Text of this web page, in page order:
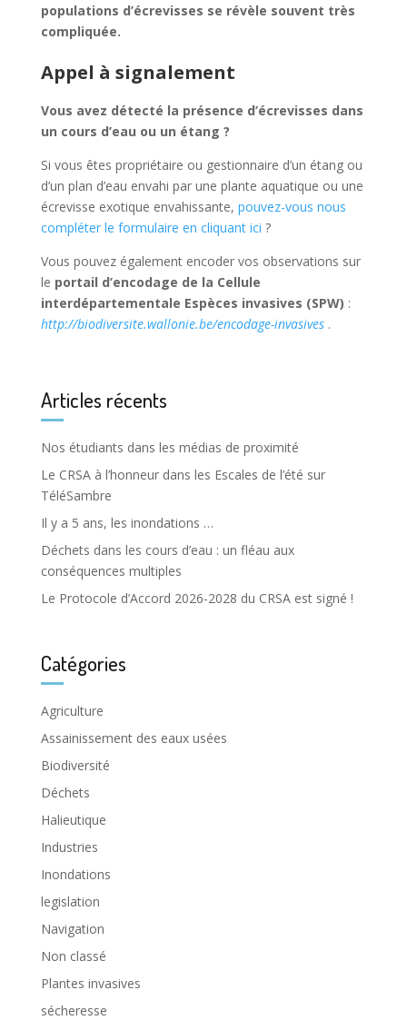
populations d’écrevisses se révèle souvent très
compliquée.
Appel à signalement
Vous avez détecté la présence d’écrevisses dans
un cours d’eau ou un étang ?
Si vous êtes propriétaire ou gestionnaire d’un étang ou
d’un plan d’eau envahi par une plante aquatique ou une
écrevisse exotique envahissante, pouvez-vous nous
compléter le formulaire en cliquant ici ?
Vous pouvez également encoder vos observations sur
le portail d’encodage de la Cellule
interdépartementale Espèces invasives (SPW) :
http://biodiversite.wallonie.be/encodage-invasives.
Articles récents
Nos étudiants dans les médias de proximité
Le CRSA à l’honneur dans les Escales de l’été sur
TéléSambre
Il y a 5 ans, les inondations …
Déchets dans les cours d’eau : un fléau aux
conséquences multiples
Le Protocole d’Accord 2026-2028 du CRSA est signé !
Catégories
Agriculture
Assainissement des eaux usées
Biodiversité
Déchets
Halieutique
Industries
Inondations
legislation
Navigation
Non classé
Plantes invasives
sécheresse